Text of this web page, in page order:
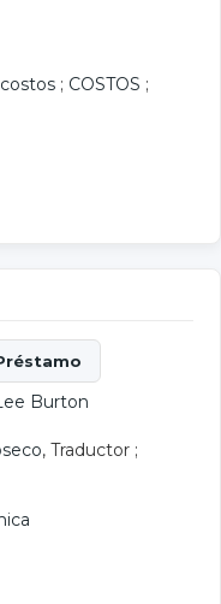
; COSTOS ;
Burton
, Traductor ;